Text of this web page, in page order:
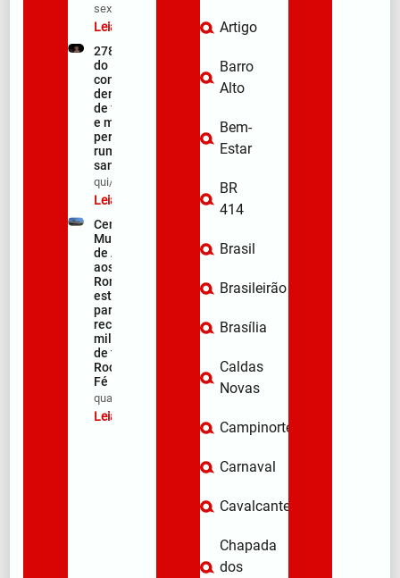
sex/08/2026
Leia mais »
278ª Romaria
do Muquém
começa com
demonstração
de fé, emoção
e milhares de
peregrinos
rumo ao
santuário
qui/08/2026
Leia mais »
Centro
Municipal
de Apoio
aos
Romeiros
está pronto
para
receber
milhares
de fiéis na
Rodovia da
Fé
qua/08/2026
Leia mais »
Artigo
Barro
Alto
Bem-
Estar
BR
414
Brasil
Brasileirão
Brasília
Caldas
Novas
Campinorte
Carnaval
Cavalcante
Chapada
dos